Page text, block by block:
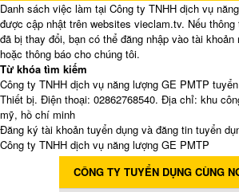
Danh sách việc làm tại Công ty TNHH dịch vụ
được cập nhật trên websites vieclam.tv. Nếu
đã bị thay đổi, bạn có thể đăng nhập vào tài
hoặc thông báo cho chúng tôi.
Từ khóa tìm kiếm
Công ty TNHH dịch vụ năng lượng GE PMTP
Thiết bị. Điện thoại: 02862768540. Địa chỉ: khu
mỹ, hồ chí minh
Đăng ký tài khoản tuyển dụng và đăng tin tuyển
Công ty TNHH dịch vụ năng lượng GE PMTP
CÔNG TY TUYỂN DỤNG CÙNG